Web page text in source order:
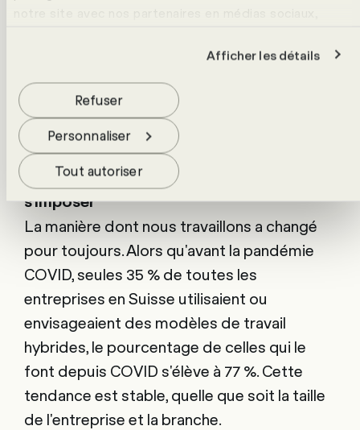
d'autres données que tu leur as fournies ou qu'ils ont
en savoir plus, consulte notre politique de
des données.
Afficher les détails
Tout autoriser
Personnaliser
Refuser
comme initiateurs et comme modèles dans
le cadre de cette transformation
fondamentale. Autres conclusions
essentielles :
Les modèles de travail hybrides vont
s'imposer
La manière dont nous travaillons a changé
pour toujours. Alors qu'avant la pandémie
COVID, seules 35 % de toutes les
entreprises en Suisse utilisaient ou
envisageaient des modèles de travail
hybrides, le pourcentage de celles qui le
font depuis COVID s'élève à 77 %. Cette
tendance est stable, quelle que soit la taille
de l'entreprise et la branche.